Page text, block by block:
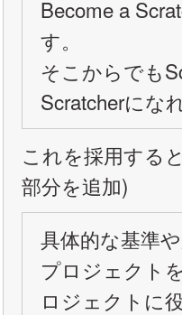
Become a
す。
そこからでも
Scratcherにな
これを採用する
部分を追加)
具体的な基準
プロジェクト
ロジェクトに